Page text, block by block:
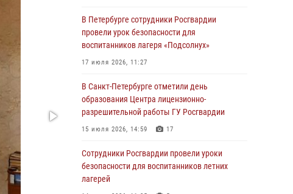
оперативно задержали хулигана,
стрелявшего из пускового устройства рядом
с жилыми домами
06 августа 2026, 11:36
Сотрудники и военнослужащие Росгвардии
обеспечили правопорядок при проведении
матча "Зенит" - "Балтика"
06 августа 2026, 07:30 10
В Выборгском районе наряд Росгвардии
обнаружил разыскиваемый преступный
автотранспорт
В Петербурге сотрудники Росгвардии
провели урок безопасности для
воспитанников лагеря «Подсолнух»
17 июля 2026, 11:27
В Санкт-Петербурге отметили день
образования Центра лицензионно-
разрешительной работы ГУ Росгвардии
15 июля 2026, 14:59 17
Сотрудники Росгвардии провели уроки
безопасности для воспитанников летних
лагерей